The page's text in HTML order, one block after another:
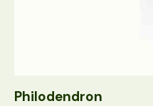
Philodendron